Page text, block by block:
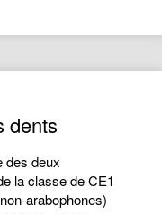
dents
des deux
la classe de CE1
arabophones)